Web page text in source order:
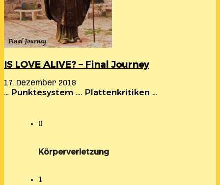
IS LOVE ALIVE? – Final Journey
17. Dezember 2018
… Punktesystem …. Plattenkritiken …
0
Körperverletzung
1